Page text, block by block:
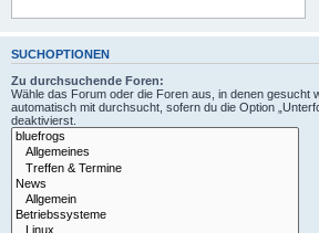
SUCHOPTIONEN
Zu durchsuchende Foren:
Wähle das Forum oder die Foren aus, in denen gesucht
automatisch mit durchsucht, sofern du die Option
deaktivierst.